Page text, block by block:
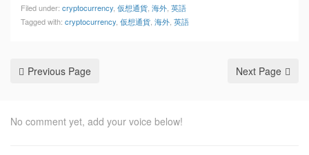
Filed under: cryptocurrency 仮想通貨 海外 英語
Tagged with: cryptocurrency 仮想通貨 海外 英語
Previous Page Next Page
No comment yet, add your voice below!